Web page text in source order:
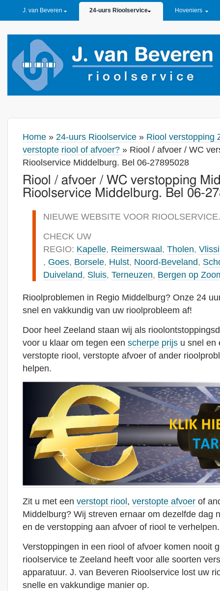
J. van Beveren 24-uurs Rioolservice Hoveniers
Home » 24-uurs Rioolservice » Riool verstopping
verstopte riool of afvoer? » Riool / afvoer / WC
Rioolservice Middelburg. Bel 06-27895028
Riool / afvoer / WC verstopping
Rioolservice Middelburg. Bel 06-
NIEUWE WEBSITE VOOR
CHECK UW
REGIO: Kapelle, Reimerswaal , Tholen,
, Goes, Borsele, Hulst, Noord-Beveland,
Duiveland, Sluis, Terneuzen, Bergen op
Rioolproblemen in Regio Middelburg? Onze 24
snel en vakkundig van uw rioolprobleem af!
Door heel Zeeland staan wij als
voor u klaar om tegen een scherpe prijs u snel en
verstopte riool, verstopte afvoer of ander
helpen.
Zit u met een verstopt riool , verstopte afvoer of
Middelburg? Wij streven ernaar om dezelfde dag
en de verstopping aan afvoer of riool te verhelpen.
Verstoppingen in een riool of afvoer komen nooit
rioolservice te Zeeland heeft voor alle soorten
apparatuur. J. van Beveren Rioolservice lost uw
snelle en vakkundige manier op.